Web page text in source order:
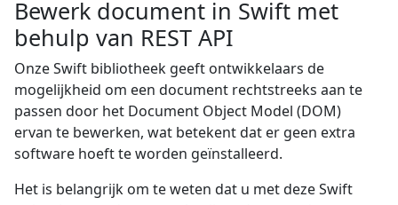
Bewerk document in Swift met
behulp van REST API
Onze Swift bibliotheek geeft ontwikkelaars de
mogelijkheid om een document rechtstreeks aan te
passen door het Document Object Model (DOM)
ervan te bewerken, wat betekent dat er geen extra
software hoeft te worden geïnstalleerd.
Het is belangrijk om te weten dat u met deze Swift